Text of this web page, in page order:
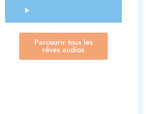
Parcourir tous les
rêves audios